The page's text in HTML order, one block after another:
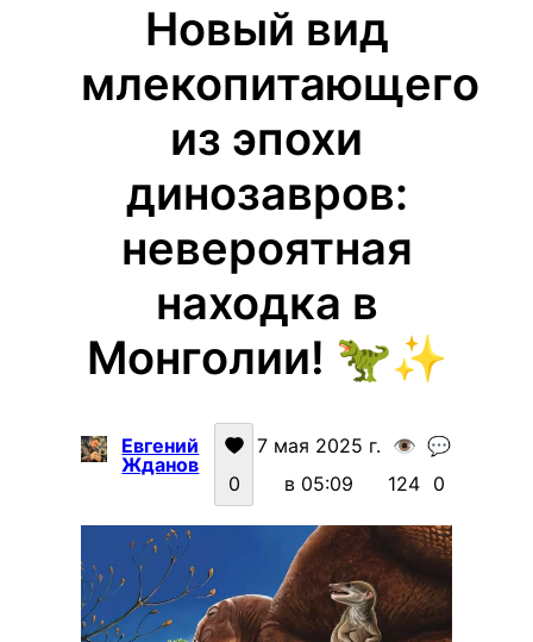
Новый вид
млекопитающего
из эпохи
динозавров:
невероятная
находка в
Монголии! 🦖✨
Евгений
Жданов
0
7 мая 2025 г.
в 05:09
👁️
124
💬
0